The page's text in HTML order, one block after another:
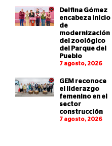
Delfina Gómez
encabeza inicio
de
modernización
del zoológico
del Parque del
Pueblo
7 agosto, 2026
GEM reconoce
el liderazgo
femenino en el
sector
construcción
7 agosto, 2026